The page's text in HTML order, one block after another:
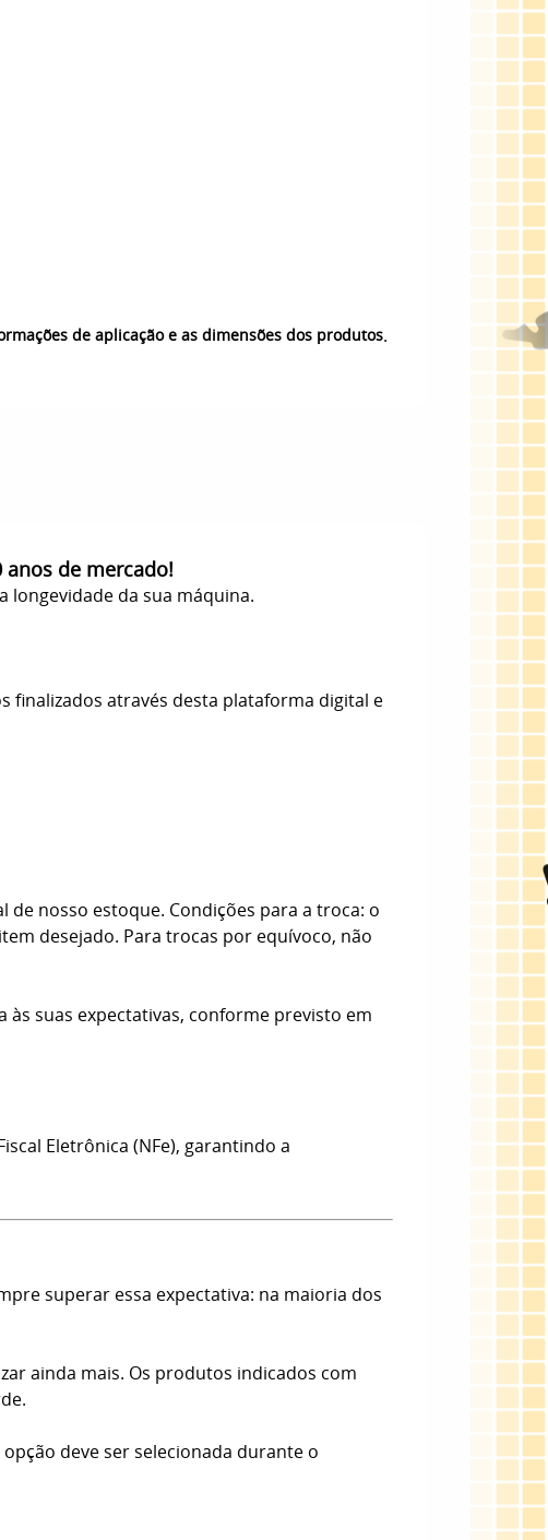
de aplicação e as dimensões dos produtos.
anos de mercado!
longevidade da sua máquina.
finalizados através desta plataforma digital e
nosso estoque. Condições para a troca: o
desejado. Para trocas por equívoco, não
suas expectativas, conforme previsto em
Eletrônica (NFe), garantindo a
superar essa expectativa: na maioria dos
ainda mais. Os produtos indicados com
deve ser selecionada durante o